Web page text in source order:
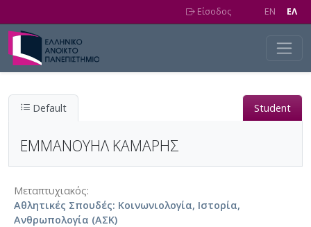
Είσοδος EN EΛ
Default Student
ΕΜΜΑΝΟΥΗΛ ΚΑΜΑΡΗΣ
Μεταπτυχιακός
Αθλητικές Σπουδές: Κοινωνιολογία, Ιστορία,
Ανθρωπολογία (ΑΣΚ)